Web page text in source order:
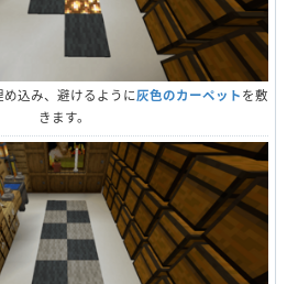
め込み、避けるように 灰色のカーペット を敷
きます。